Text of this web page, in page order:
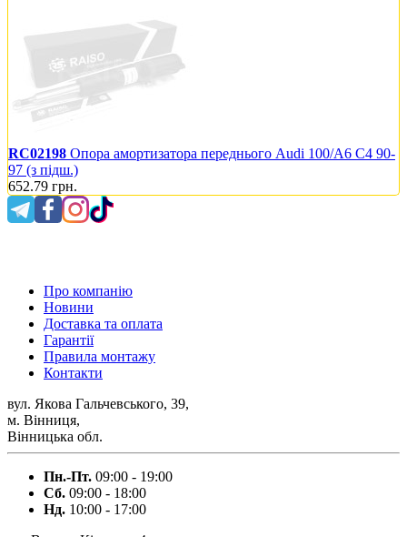
RC02198 Опора амортизатора переднього Audi 100/A6 C4 90-
97 (з підш.)
652.79 грн.
Про компанію
Новини
Доставка та оплата
Гарантії
Правила монтажу
Контакти
вул. Якова Гальчевського, 39,
м. Вінниця,
Вінницька обл.
Пн.-Пт. 09:00 - 19:00
Сб. 09:00 - 18:00
Нд. 10:00 - 17:00